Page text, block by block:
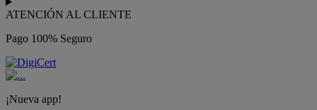
ATENCIÓN AL CLIENTE
Pago 100% Seguro
¡Nueva app!